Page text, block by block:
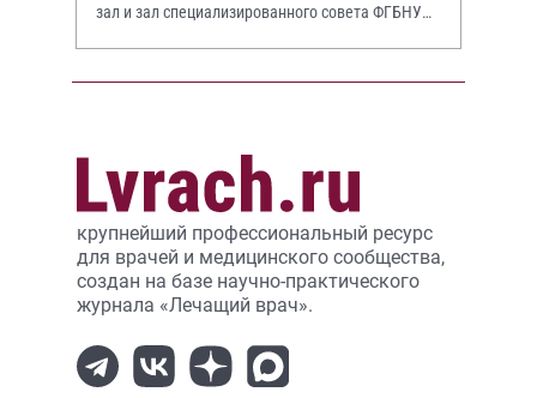
зал и зал специализированного совета ФГБНУ
крупнейший профессиональный ресурс
для врачей и медицинского сообщества,
создан на базе научно-практического
журнала «Лечащий врач».